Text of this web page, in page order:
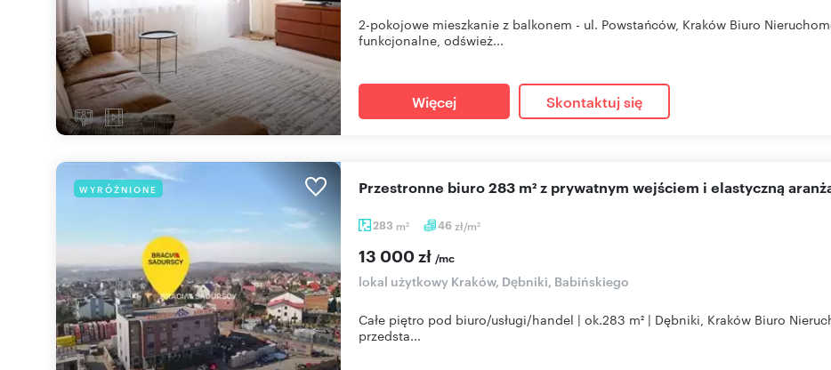
2-pokojowe mieszkanie z balkonem - ul. Powstańców, Kraków Biuro
funkcjonalne, odśwież...
Więcej Skontaktuj się
WYRÓŻNIONE
283 m2 46zł/m2
Przestronne biuro 283 m² z prywatnym wejściem i elastyczną
13 000 zł /mc
lokal użytkowy Kraków, Dębniki, Babińskiego
Całe piętro pod biuro/usługi/handel | ok.283 m² | Dębniki, Kraków ​Biuro
przedsta...